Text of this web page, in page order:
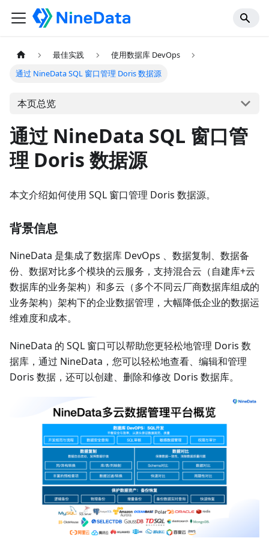
最佳实践
使用数据库 DevOps
通过 NineData SQL 窗口管理 Doris 数据源
本页总览
通过 NineData SQL 窗口管
理 Doris 数据源
本文介绍如何使用 SQL 窗口管理 Doris 数据源。
背景信息
NineData 是集成了数据库 DevOps 、数据复制、数据备
份、数据对比多个模块的云服务，支持混合云（自建库+云
数据库的业务架构）和多云（多个不同云厂商数据库组成的
业务架构）架构下的企业数据管理，大幅降低企业的数据运
维难度和成本。
NineData 的 SQL 窗口可以帮助您更轻松地管理 Doris 数
据库，通过 NineData，您可以轻松地查看、编辑和管理
Doris 数据，还可以创建、删除和修改 Doris 数据库。